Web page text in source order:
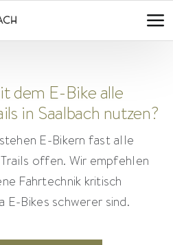
dem E-Bike alle
in Saalbach nutzen?
E-Bikern fast alle
offen. Wir empfehlen
Fahrtechnik kritisch
E-Bikes schwerer sind.